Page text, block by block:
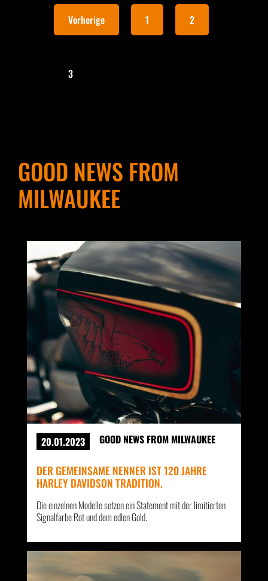
Vorherige 1 2
3
GOOD NEWS FROM
MILWAUKEE
20.01.2023 GOOD NEWS FROM MILWAUKEE
DER GEMEINSAME NENNER IST 120 JAHRE
HARLEY DAVIDSON TRADITION.
Die einzelnen Modelle setzen ein Statement mit der limitierten
Signalfarbe Rot und dem edlen Gold.